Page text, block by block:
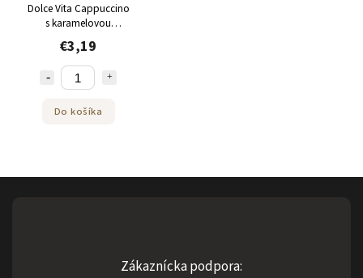
Dolce Vita Cappuccino
s karamelovou
príchuťou do Dolce
Gusto 12 kapsúl
€3,19
Do košíka
Zákaznícka podpora: